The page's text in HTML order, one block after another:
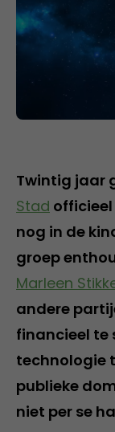
Twintig jaar
Stad
nog in de
groep
Marleen
andere
financieel te
technologie
publieke
niet per se